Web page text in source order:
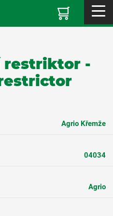
restriktor -
Agrio Křemže
04034
Agrio